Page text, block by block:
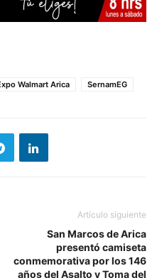
Walmart Arica SernamEG
Artículo siguiente
San Marcos de Arica
presentó camiseta
conmemorativa por los 146
años del Asalto y Toma del